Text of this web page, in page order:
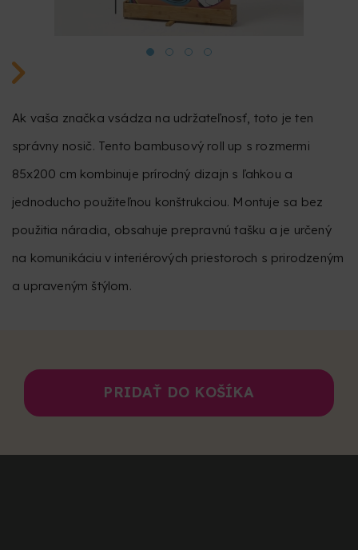
Ak vaša značka vsádza na udržateľnosť, toto je ten
správny nosič. Tento bambusový roll up s rozmermi
85x200 cm kombinuje prírodný dizajn s ľahkou a
jednoducho použiteľnou konštrukciou. Montuje sa bez
použitia náradia, obsahuje prepravnú tašku a je určený
na komunikáciu v interiérových priestoroch s prirodzeným
a upraveným štýlom.
PRIDAŤ DO KOŠÍKA